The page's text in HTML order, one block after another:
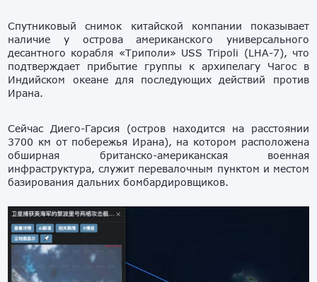
Спутниковый снимок китайской компании показывает
наличие у острова американского универсального
десантного корабля «Триполи» USS Tripoli (LHA-7), что
подтверждает прибытие группы к архипелагу Чагос в
Индийском океане для последующих действий против
Ирана.
Сейчас Диего-Гарсия (остров находится на расстоянии
3700 км от побережья Ирана), на котором расположена
обширная британско-американская военная
инфраструктура, служит перевалочным пунктом и местом
базирования дальних бомбардировщиков.